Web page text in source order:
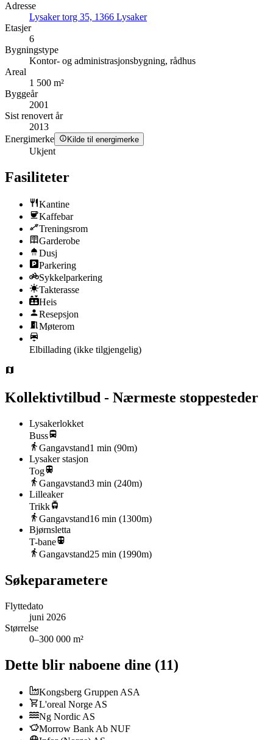
Adresse
Lysaker torg 35, 1366 Lysaker
Etasjer
6
Bygningstype
Kontor- og administrasjonsbygning, rådhus
Areal
1 500 m²
Byggeår
2001
Sist renovert år
2013
Energimerke
Kilde til energimerke
Ukjent
Fasiliteter
Kantine
Kaffebar
Treningsrom
Garderobe
Dusj
Parkering
Sykkelparkering
Takterasse
Heis
Resepsjon
Møterom
Elbillading (ikke tilgjengelig)
Kollektivtilbud - Nærmeste stoppesteder
Lysakerlokket
Buss
Gangavstand1 min (90m)
Lysaker stasjon
Tog
Gangavstand3 min (240m)
Lilleaker
Trikk
Gangavstand16 min (1300m)
Bjørnsletta
T-bane
Gangavstand25 min (1990m)
Søkeparametere
Flyttedato
juni 2026
Størrelse
0–300 000 m²
Dette blir naboene dine (11)
Kongsberg Gruppen ASA
L'oreal Norge AS
Ng Nordic AS
Morrow Bank Ab NUF